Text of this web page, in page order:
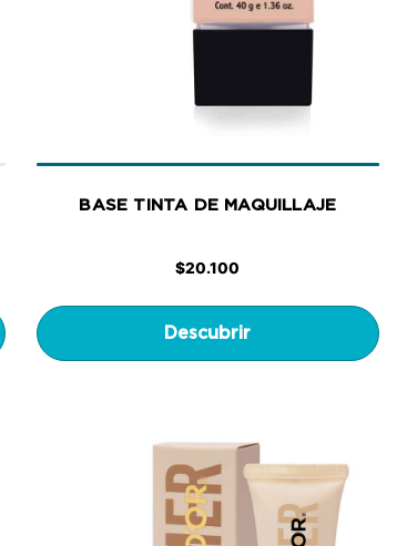
BASE TINTA DE MAQUILLAJE
$20.100
Descubrir